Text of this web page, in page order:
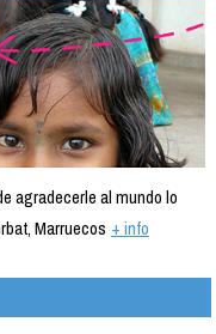
agradecerle al mundo lo
Marruecos + info